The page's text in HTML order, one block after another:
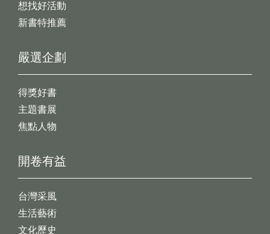
想找好活動
新書特推薦
開卷有益
台灣采風
生活藝術
文化歷史
嚴選企劃
得獎好書
主題書展
焦點人物